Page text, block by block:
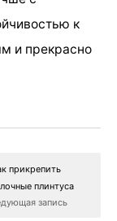
к
и прекрасно
прикрепить
плинтуса
запись